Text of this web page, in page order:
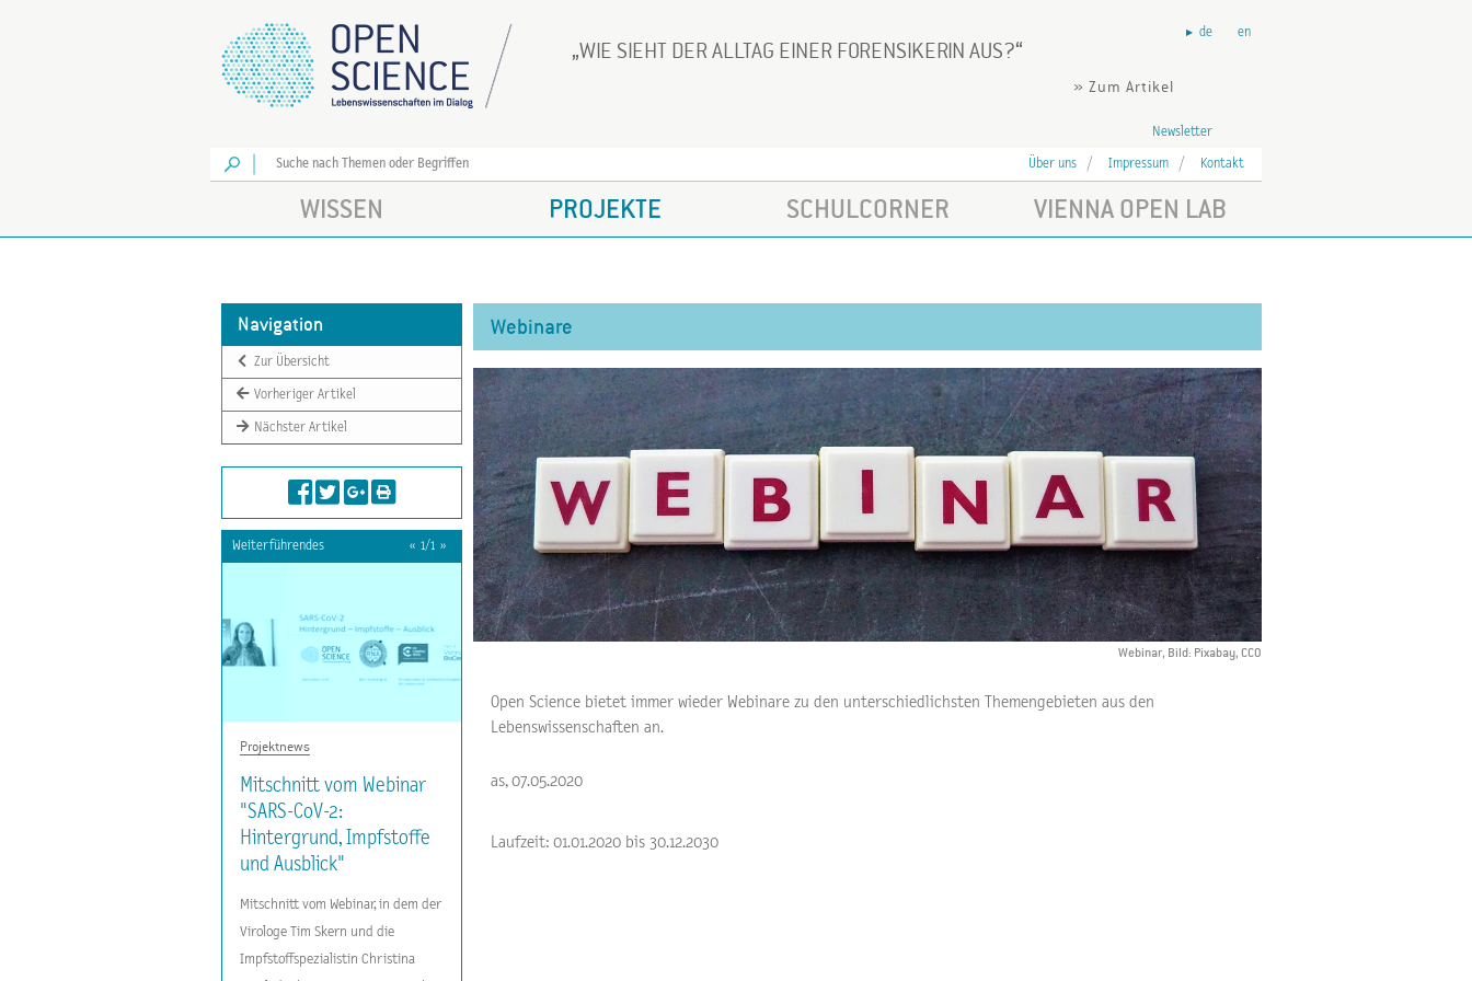
WIE SIEHT DER ALLTAG EINER FORENSIKERIN AUS?
» Zum Artikel
de en
Newsletter
Los
Über uns Impressum Kontakt
WISSEN PROJEKTE SCHULCORNER VIENNA OPEN LAB
Navigation
Zur Übersicht
Vorheriger Artikel
Nächster Artikel
Weiterführendes « 1/1 »
Projektnews
Mitschnitt vom Webinar
"SARS-CoV-2:
Hintergrund, Impfstoffe
und Ausblick"
Mitschnitt vom Webinar, in dem der
Virologe Tim Skern und die
Impfstoffspezialistin Christina
Webinare
Webinar, Bild: Pixabay, CCO
Open Science bietet immer wieder Webinare zu den unterschiedlichsten Themengebieten aus den
Lebenswissenschaften an.
as, 07.05.2020
Laufzeit: 01.01.2020 bis 30.12.2030